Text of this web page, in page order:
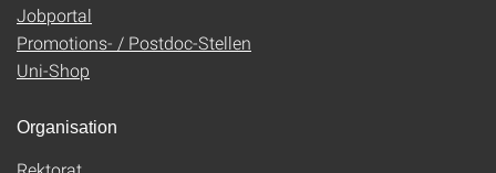
Jobportal
Promotions- / Postdoc-Stellen
Uni-Shop
Organisation